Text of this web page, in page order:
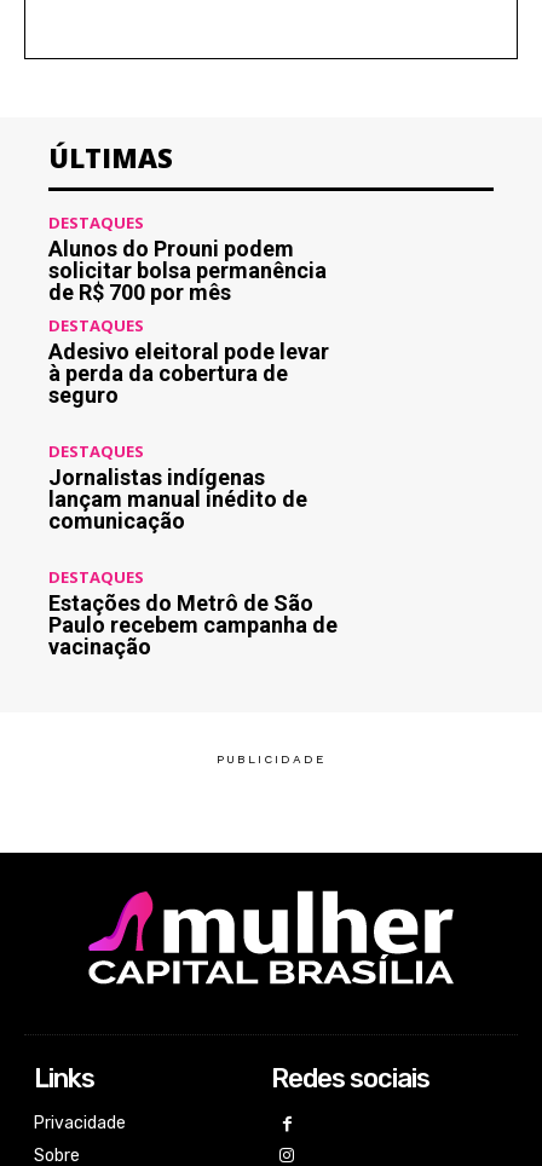
ÚLTIMAS
DESTAQUES
Alunos do Prouni podem
solicitar bolsa permanência
de R$ 700 por mês
DESTAQUES
Adesivo eleitoral pode levar
à perda da cobertura de
seguro
DESTAQUES
Jornalistas indígenas
lançam manual inédito de
comunicação
DESTAQUES
Estações do Metrô de São
Paulo recebem campanha de
vacinação
Links
Privacidade
Sobre
Redes sociais